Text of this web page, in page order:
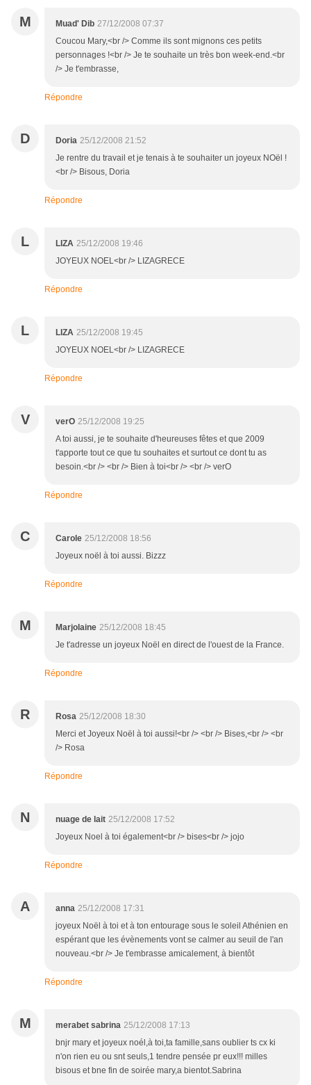
M Muad' Dib 27/12/2008 07:37
Coucou Mary,<br /> Comme ils sont mignons ces petits
personnages !<br /> Je te souhaite un très bon week-end.<br
/> Je t'embrasse,
Répondre
D Doria 25/12/2008 21:52
Je rentre du travail et je tenais à te souhaiter un joyeux NOël !
<br /> Bisous, Doria
Répondre
L LIZA 25/12/2008 19:46
JOYEUX NOEL<br /> LIZAGRECE
Répondre
L LIZA 25/12/2008 19:45
JOYEUX NOEL<br /> LIZAGRECE
Répondre
V verO 25/12/2008 19:25
A toi aussi, je te souhaite d'heureuses fêtes et que 2009
t'apporte tout ce que tu souhaites et surtout ce dont tu as
besoin.<br /> <br /> Bien à toi<br /> <br /> verO
Répondre
C Carole 25/12/2008 18:56
Joyeux noël à toi aussi. Bizzz
Répondre
M Marjolaine 25/12/2008 18:45
Je t'adresse un joyeux Noël en direct de l'ouest de la France.
Répondre
R Rosa 25/12/2008 18:30
Merci et Joyeux Noël à toi aussi!<br /> <br /> Bises,<br /> <br
/> Rosa
Répondre
N nuage de lait 25/12/2008 17:52
Joyeux Noel à toi également<br /> bises<br /> jojo
Répondre
A anna 25/12/2008 17:31
joyeux Noël à toi et à ton entourage sous le soleil Athénien en
espérant que les évènements vont se calmer au seuil de l'an
nouveau.<br /> Je t'embrasse amicalement, à bientôt
Répondre
M merabet sabrina 25/12/2008 17:13
bnjr mary et joyeux noél,à toi,ta famille,sans oublier ts cx ki
n'on rien eu ou snt seuls,1 tendre pensée pr eux!!! milles
bisous et bne fin de soirée mary,a bientot.Sabrina